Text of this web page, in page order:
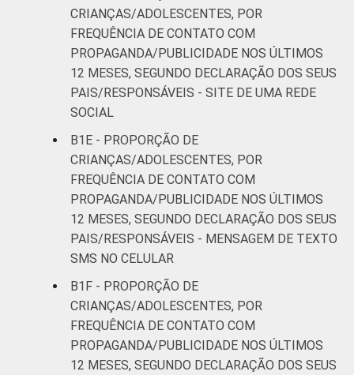
DE
¹Base: 769 usuários de Internet de 9 a 17
anos que viram alguma
propaganda/publicidade de algum produto ou
estimuladas. Dados coletados entre outubro
de 2014 e fevereiro de 2015.
Fonte: NIC.br - out 2014 / fev 2015
CRIANÇAS/ADOLESCENTES, POR
FREQUÊNCIA DE CONTATO COM
PROPAGANDA/PUBLICIDADE NOS ÚLTIMOS
12 MESES, SEGUNDO DECLARAÇÃO DOS SEUS
PAIS/RESPONSÁVEIS - SITE DE UMA REDE
SOCIAL
B1E - PROPORÇÃO DE
CRIANÇAS/ADOLESCENTES, POR
FREQUÊNCIA DE CONTATO COM
PROPAGANDA/PUBLICIDADE NOS ÚLTIMOS
12 MESES, SEGUNDO DECLARAÇÃO DOS SEUS
PAIS/RESPONSÁVEIS - MENSAGEM DE TEXTO
SMS NO CELULAR
B1F - PROPORÇÃO DE
CRIANÇAS/ADOLESCENTES, POR
FREQUÊNCIA DE CONTATO COM
PROPAGANDA/PUBLICIDADE NOS ÚLTIMOS
12 MESES, SEGUNDO DECLARAÇÃO DOS SEUS